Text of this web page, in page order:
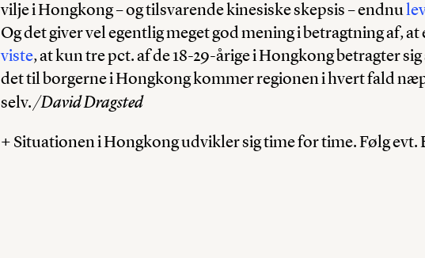
vilje i Hongkong – og tilsvarende kinesiske skepsis – endnu
Og det giver vel egentlig meget god mening i betragtning af,
viste, at kun tre pct. af de 18-29-årige i Hongkong betragter
det til borgerne i Hongkong kommer regionen i hvert fald
selv./David Dragsted
+ Situationen i Hongkong udvikler sig time for time. Følg evt.